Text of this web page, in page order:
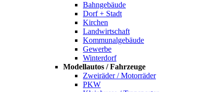
Bahngebäude
Dorf + Stadt
Kirchen
Landwirtschaft
Kommunalgebäude
Gewerbe
Winterdorf
Modellautos / Fahrzeuge
Zweiräder / Motorräder
PKW